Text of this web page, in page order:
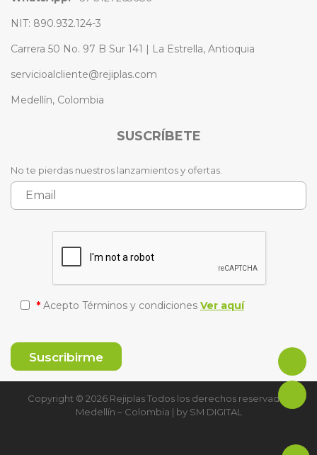
NIT: 890.932.124-3
Carrera 50 No. 97 B Sur 141 | La Estrella, Antioquia
servicioalcliente@rejiplas.com
Medellín, Colombia
SUSCRÍBETE
No te pierdas nuestros lanzamientos y ofertas.
* Acepto Términos y condiciones Ver aquí
Copyright © 2026 Rejiplas Todos los derechos reservados
Medellín – Colombia | by SM DIGITAL